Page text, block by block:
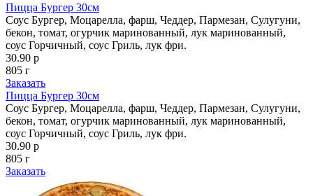
Пицца Бургер 30см
Соус Бургер, Моцарелла, фарш, Чеддер, Пармезан, Сулугуни,
бекон, томат, огурчик маринованный, лук маринованный,
соус Горчичный, соус Гриль, лук фри.
30.90 р
805 г
Заказать
Пицца Бургер 30см
Соус Бургер, Моцарелла, фарш, Чеддер, Пармезан, Сулугуни,
бекон, томат, огурчик маринованный, лук маринованный,
соус Горчичный, соус Гриль, лук фри.
30.90 р
805 г
Заказать